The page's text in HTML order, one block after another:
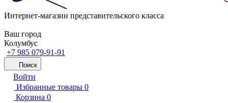
Интернет-магазин представительского класса
Ваш город
Колумбус
+7 985 079-91-91
Поиск
Войти
Избранные товары 0
Корзина 0